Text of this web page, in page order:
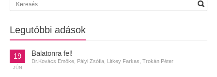
Legutóbbi adások
19
JÚN
Balatonra fel!
Dr.Kovács Emőke, Pályi Zsófia, Litkey Farkas, Trokán Péter